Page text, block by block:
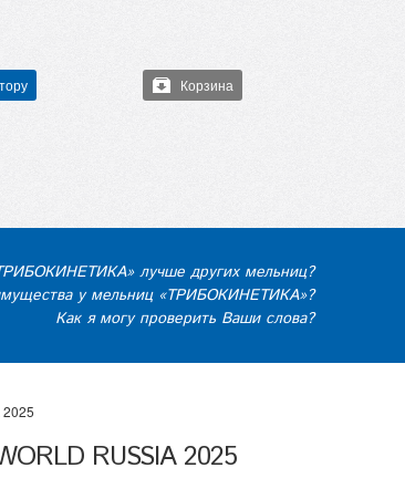
Корзина
лучше других мельниц?
у мельниц «ТРИБОКИНЕТИКА»?
Как я могу проверить Ваши слова?
RUSSIA 2025